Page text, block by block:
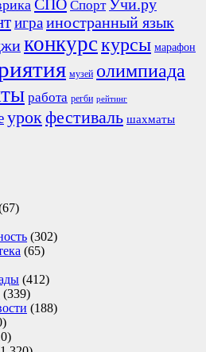
СПО Спорт Учи.ру
играиностранный язык
конкурскурсы марафон
музей олимпиада
работа регби рейтинг
урокфестиваль шахматы
(302)
(65)
(412)
(339)
(188)